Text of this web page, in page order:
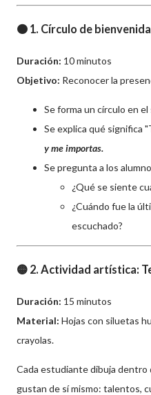
🟠 1. Círculo de
Duración: 10 minutos
Objetivo: Reconocer la
Se forma un círculo en el
Se explica qué significa
y me importas.
Se pregunta a los
¿Qué se siente
¿Cuándo fue la
escuchado?
🟡 2. Actividad artística:
Duración: 15 minutos
Material: Hojas con siluetas
crayolas.
Cada estudiante dibuja dentro
gustan de sí mismo: talentos,